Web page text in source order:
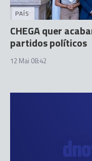
PAÍS
CHEGA quer
partidos políticos
12 Mai 08:42